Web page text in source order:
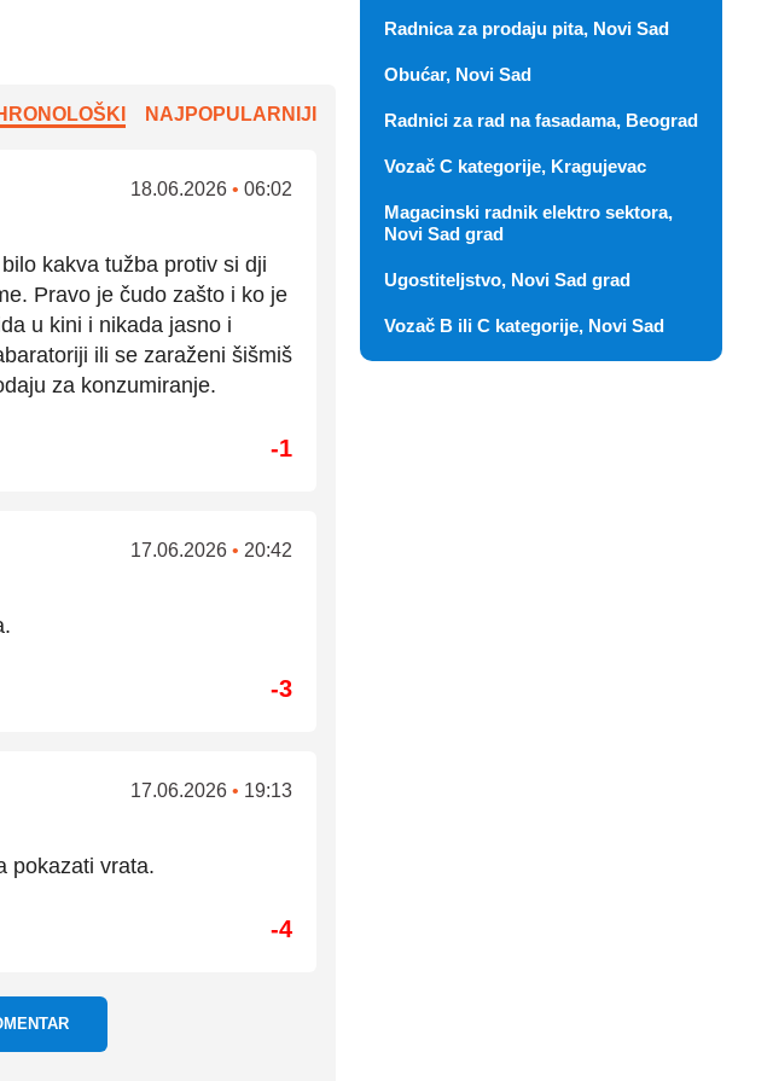
NAJPOPULARNIJI
18.06.2026 • 06:02
kakva tužba protiv si dji
Pravo je čudo zašto i ko je
u kini i nikada jasno i
ili se zaraženi šišmiš
za konzumiranje.
-1
17.06.2026 • 20:42
-3
17.06.2026 • 19:13
pokazati vrata.
-4
Radnica za prodaju pita, Novi Sad
Obućar, Novi Sad
Radnici za rad na fasadama, Beograd
Vozač C kategorije, Kragujevac
Magacinski radnik elektro sektora,
Novi Sad grad
Ugostiteljstvo, Novi Sad grad
Vozač B ili C kategorije, Novi Sad